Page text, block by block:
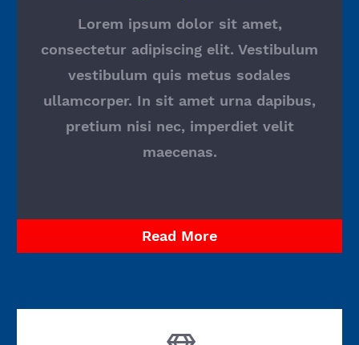
Lorem ipsum dolor sit amet,
consectetur adipiscing elit. Vestibulum
vestibulum quis metus sodales
ullamcorper. In sit amet urna dapibus,
pretium nisi nec, imperdiet velit
maecenas.
Read More